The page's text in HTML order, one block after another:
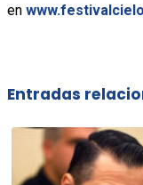
en
Entradas